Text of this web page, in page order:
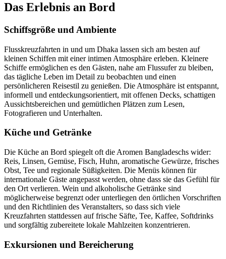
Das Erlebnis an Bord
Schiffsgröße und Ambiente
Flusskreuzfahrten in und um Dhaka lassen sich am besten auf
kleinen Schiffen mit einer intimen Atmosphäre erleben. Kleinere
Schiffe ermöglichen es den Gästen, nahe am Flussufer zu bleiben,
das tägliche Leben im Detail zu beobachten und einen
persönlicheren Reisestil zu genießen. Die Atmosphäre ist entspannt,
informell und entdeckungsorientiert, mit offenen Decks, schattigen
Aussichtsbereichen und gemütlichen Plätzen zum Lesen,
Fotografieren und Unterhalten.
Küche und Getränke
Die Küche an Bord spiegelt oft die Aromen Bangladeschs wider:
Reis, Linsen, Gemüse, Fisch, Huhn, aromatische Gewürze, frisches
Obst, Tee und regionale Süßigkeiten. Die Menüs können für
internationale Gäste angepasst werden, ohne dass sie das Gefühl für
den Ort verlieren. Wein und alkoholische Getränke sind
möglicherweise begrenzt oder unterliegen den örtlichen Vorschriften
und den Richtlinien des Veranstalters, so dass sich viele
Kreuzfahrten stattdessen auf frische Säfte, Tee, Kaffee, Softdrinks
und sorgfältig zubereitete lokale Mahlzeiten konzentrieren.
Exkursionen und Bereicherung